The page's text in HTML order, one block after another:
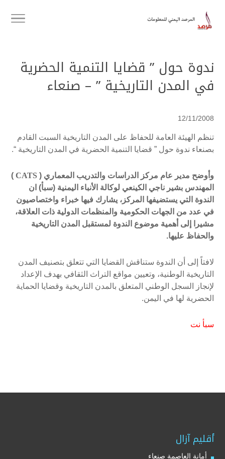
ندوة حول ” قضايا التنمية الحضرية
في المدن التاريخية ” – صنعاء
12/11/2008
تنظم الهيئة العامة للحفاظ على المدن التاريخية السبت القادم
بصنعاء ندوة حول ” قضايا التنمية الحضرية في المدن التاريخية “.
وأوضح مدير عام مركز الدراسات والتدريب المعماري ( CATS
)
المهندس بشير ناجي الكينعي لوكالة الأنباء اليمنية (سبأ) ان
الندوة التي يستضيفها المركز، يشارك فيها خبراء واختصاصيون
في عدد من الجهات الحكومية والمنظمات الدولية ذات العلاقة،
مشيرا إلى أهمية موضوع الندوة لمستقبل المدن التاريخية
والحفاظ عليها.
لافتاً إلى أن الندوة ستناقش القضايا التي تتعلق بتصنيف المدن
التاريخية الوطنية، وتعيين مواقع التراث الثقافي بهدف الإعداد
لإنجاز السجل الوطني المتعلق بالمدن التاريخية وقضايا الحماية
الحضرية لها في اليمن.
سبأ نت
أقليم آزال
أمانة العاصمة صنعاء